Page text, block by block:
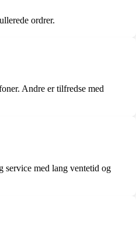
ordrer.
Andre er tilfredse med
service med lang ventetid og